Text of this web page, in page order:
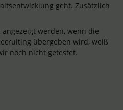
geht. Zusätzlich
werden, wenn die
übergeben wird, weiß
noch nicht getestet.